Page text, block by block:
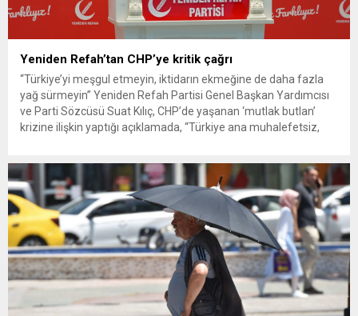
Yeniden Refah’tan CHP’ye kritik çağrı
“Türkiye’yi meşgul etmeyin, iktidarın ekmeğine de daha fazla
yağ sürmeyin” Yeniden Refah Partisi Genel Başkan Yardımcısı
ve Parti Sözcüsü Suat Kılıç, CHP’de yaşanan ‘mutlak butlan’
krizine ilişkin yaptığı açıklamada, “Türkiye ana muhalefetsiz,
olun. Türkiye’yi...